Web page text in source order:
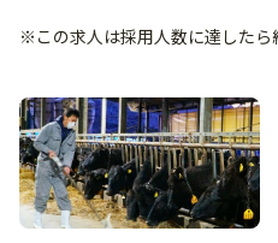
※この求人は採用人数に達したら